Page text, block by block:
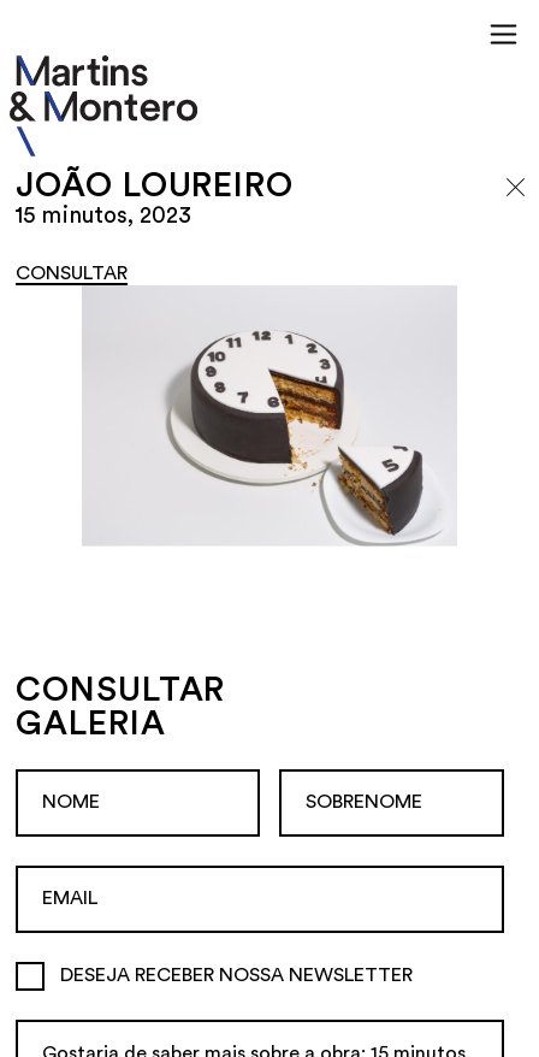
JOÃO LOUREIRO
15 minutos, 2023
CONSULTAR
CONSULTAR
GALERIA
DESEJA RECEBER NOSSA NEWSLETTER